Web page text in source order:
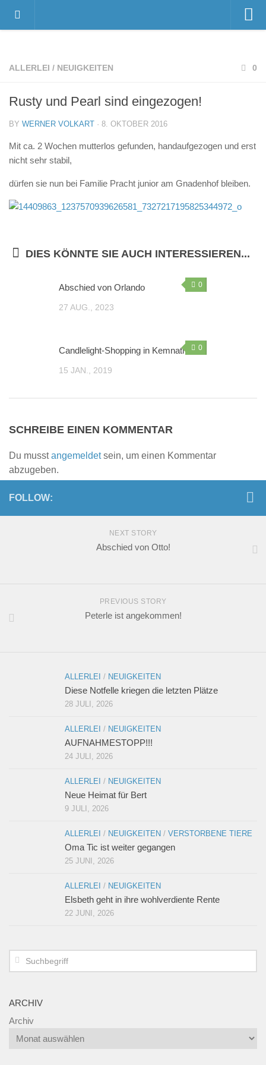
Das Gnadenhof-Team
Der Gnadenhof platzt aus allen Nähten…
News
Neuigkeiten
Danksagungen
Pressestimmen
Sie wollen helfen?
Mitglied werden
Patenschaften
Spenden
Gnadenhof-Maskottchen bestellen
Informationen zum Datenschutz
ALLERLEI / NEUIGKEITEN 0
Rusty und Pearl sind eingezogen!
BY WERNER VOLKART · 8. OKTOBER 2016
Mit ca. 2 Wochen mutterlos gefunden, handaufgezogen und erst
nicht sehr stabil,
dürfen sie nun bei Familie Pracht junior am Gnadenhof bleiben.
DIES KÖNNTE SIE AUCH INTERESSIEREN...
0
Abschied von Orlando
27 AUG., 2023
0
Candlelight-Shopping in Kemnath
15 JAN., 2019
SCHREIBE EINEN KOMMENTAR
Du musstangemeldetsein, um einen Kommentar
abzugeben.
FOLLOW:
NEXT STORY
Abschied von Otto!
PREVIOUS STORY
Peterle ist angekommen!
ALLERLEI / NEUIGKEITEN
Diese Notfelle kriegen die letzten Plätze
28 JULI, 2026
ALLERLEI / NEUIGKEITEN
AUFNAHMESTOPP!!!
24 JULI, 2026
ALLERLEI / NEUIGKEITEN
Neue Heimat für Bert
9 JULI, 2026
ALLERLEI / NEUIGKEITEN / VERSTORBENE TIERE
Oma Tic ist weiter gegangen
25 JUNI, 2026
ALLERLEI / NEUIGKEITEN
Elsbeth geht in ihre wohlverdiente Rente
22 JUNI, 2026
ARCHIV
Archiv